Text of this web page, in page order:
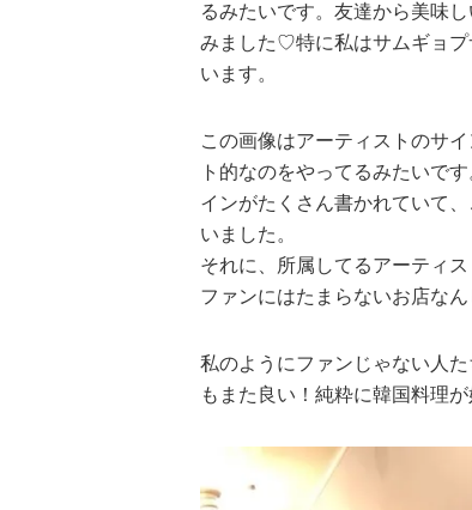
るみたいです。友達から美味
みました♡特に私はサムギョプ
います。
この画像はアーティストのサ
ト的なのをやってるみたいで
インがたくさん書かれていて
いました。
それに、所属してるアーティ
ファンにはたまらないお店な
私のようにファンじゃない人
もまた良い！純粋に韓国料理